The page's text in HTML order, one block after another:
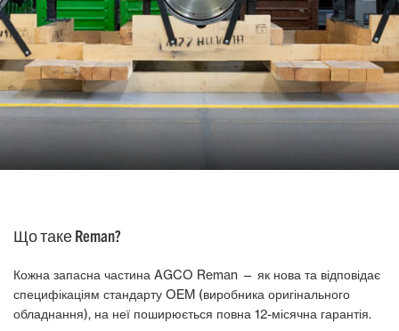
Що таке Reman?
Кожна запасна частина AGCO Reman — як нова та відповідає
специфікаціям стандарту OEM (виробника оригінального
обладнання), на неї поширюється повна 12-місячна гарантія.